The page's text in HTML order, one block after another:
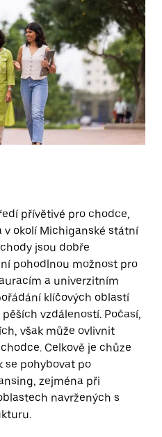
přívětivé pro chodce,
okolí Michiganské státní
jsou dobře
pohodlnou možnost pro
a univerzitním
klíčových oblastí
vzdáleností. Počasí,
však může ovlivnit
Celkově je chůze
se pohybovat po
zejména při
navržených s